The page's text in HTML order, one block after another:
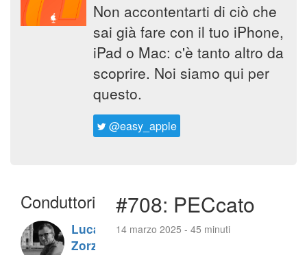
Non accontentarti di ciò che
sai già fare con il tuo iPhone,
iPad o Mac: c'è tanto altro da
scoprire. Noi siamo qui per
questo.
@easy_apple
Conduttori
Luca
Zorzi
#708: PECcato
14 marzo 2025 - 45 minuti